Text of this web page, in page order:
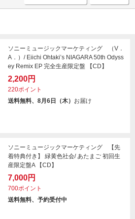
ソニーミュージックマーケティング （V．
A．）/ Eiichi Ohtaki’s NIAGARA 50th Odyss
ey Remix EP 完全生産限定盤 【CD】
2,200円
220ポイント
送料無料、8月6日（木） お届け
ソニーミュージックマーケティング 【先
着特典付き】 緑黄色社会/ あたまご 初回生
産限定盤A 【CD】
7,000円
700ポイント
送料無料、予約受付中